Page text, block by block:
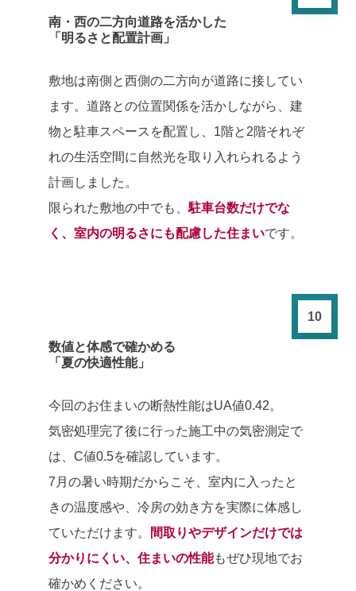
南・西の二方向道路を活かした
「明るさと配置計画」
敷地は南側と西側の二方向が道路に接してい
ます。道路との位置関係を活かしながら、建
物と駐車スペースを配置し、1階と2階それぞ
れの生活空間に自然光を取り入れられるよう
計画しました。
限られた敷地の中でも、 駐車台数だけでな
く、室内の明るさにも配慮した住まいです。
10
数値と体感で確かめる
「夏の快適性能」
今回のお住まいの断熱性能はUA値0.42。
気密処理完了後に行った施工中の気密測定で
は、C値0.5を確認しています。
7月の暑い時期だからこそ、室内に入ったと
きの温度感や、冷房の効き方を実際に体感し
ていただけます。
間取りやデザインだけでは
分かりにくい、住まいの性能もぜひ現地でお
確かめください。